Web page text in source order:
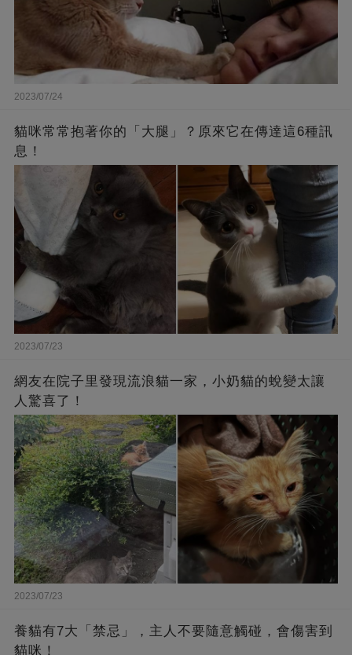
2023/07/24
貓咪常常抱著你的「大腿」？原來它在傳達這6種訊
息！
2023/07/23
網友在院子里發現流浪貓一家，小奶貓的蛻變太讓
人驚喜了！
2023/07/23
養貓有7大「禁忌」，主人不要隨意觸碰，會傷害到
貓咪！